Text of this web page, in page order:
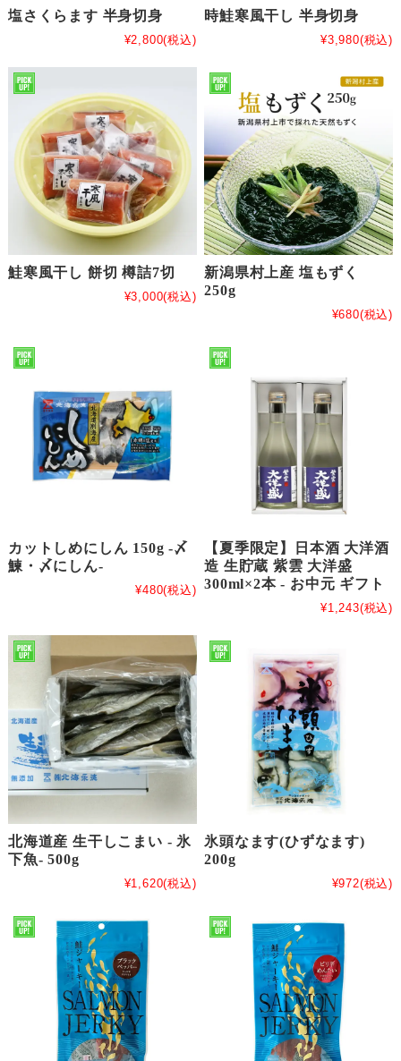
塩さくらます 半身切身
¥2,800(税込)
時鮭寒風干し 半身切身
¥3,980(税込)
鮭寒風干し 餅切 樽詰7切
¥3,000(税込)
新潟県村上産 塩もずく
250g
¥680(税込)
カットしめにしん 150g -〆
鰊・〆にしん-
¥480(税込)
【夏季限定】日本酒 大洋酒
造 生貯蔵 紫雲 大洋盛
300ml×2本 - お中元 ギフト
¥1,243(税込)
北海道産 生干しこまい - 氷
下魚- 500g
¥1,620(税込)
氷頭なます(ひずなます)
200g
¥972(税込)